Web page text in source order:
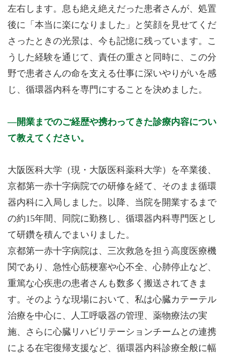
左右します。息も絶え絶えだった患者さんが、処置
後に「本当に楽になりました」と笑顔を見せてくだ
さったときの光景は、今も記憶に残っています。こ
うした経験を通じて、責任の重さと同時に、この分
野で患者さんの命を支える仕事に深いやりがいを感
じ、循環器内科を専門にすることを決めました。
開業までのご経歴や携わってきた診療内容につい
て教えてください。
大阪医科大学（現・大阪医科薬科大学）を卒業後、
京都第一赤十字病院での研修を経て、そのまま循環
器内科に入局しました。以降、当院を開業するまで
の約15年間、同院に勤務し、循環器内科専門医とし
て研鑽を積んでまいりました。
京都第一赤十字病院は、三次救急を担う高度医療機
関であり、急性心筋梗塞や心不全、心肺停止など、
重篤な心疾患の患者さんも数多く搬送されてきま
す。そのような現場において、私は心臓カテーテル
治療を中心に、人工呼吸器の管理、薬物療法の実
施、さらに心臓リハビリテーションチームとの連携
による在宅復帰支援など、循環器内科診療全般に幅